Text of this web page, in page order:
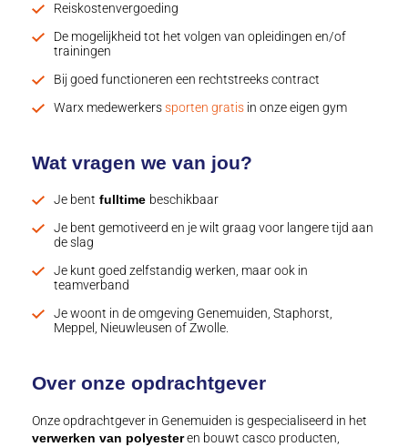
Reiskostenvergoeding
De mogelijkheid tot het volgen van opleidingen en/of
trainingen
Bij goed functioneren een rechtstreeks contract
Warx medewerkerssporten gratis in onze eigen gym
Wat vragen we van jou?
Je bent fulltime beschikbaar
Je bent gemotiveerd en je wilt graag voor langere tijd aan
de slag
Je kunt goed zelfstandig werken, maar ook in
teamverband
Je woont in de omgeving Genemuiden, Staphorst,
Meppel, Nieuwleusen of Zwolle.
Over onze opdrachtgever
Onze opdrachtgever in Genemuiden is gespecialiseerd in het
verwerken van polyesteren bouwt casco producten,